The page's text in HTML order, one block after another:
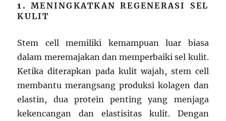
1.MENINGKATKAN REGENERASI SEL
KULIT
Stem cell memiliki kemampuan luar biasa
dalam meremajakan dan memperbaiki sel kulit.
Ketika diterapkan pada kulit wajah, stem cell
membantu merangsang produksi kolagen dan
elastin, dua protein penting yang menjaga
kekencangan dan elastisitas kulit. Dengan